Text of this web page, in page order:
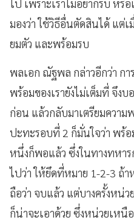
ไป เพราะเราไม่อยากรบ หรื
มองว่า ใช้วิธีอื่นตัดสินได้ แต่เ
ยมตัว และพร้อมรบ
พลเอก ณัฐพล กล่าวอีกว่า กา
พร้อมของเรายังไม่เต็มที่ จึง
ก่อน แล้วกลับมาเตรียมความ
ปะทะรอบที่ 2 ก็มั่นใจว่า พร้อ
หนึ่งก็พอแล้ว ซึ่งในทางทหา
ไปว่า ให้ยึดที่หมาย 1-2-3 ถ้
ถือว่า จบแล้ว แต่บางครั้งหน่
ก็น่าจะเอาด้วย ซึ่งหน่วยเห